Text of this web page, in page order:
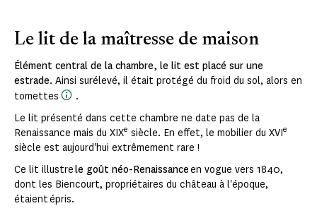
Le lit de la maîtresse de maison
Élément central de la chambre, le lit est placé sur une
estrade. Ainsi surélevé, il était protégé du froid du sol, alors en
tomettes
.
Le lit présenté dans cette chambre ne date pas de la
Renaissance mais du XIXe siècle. En effet, le mobilier du XVIe
siècle est aujourd'hui extrêmement rare !
Ce lit illustrele goût néo-Renaissanceen vogue vers 1840,
dont les Biencourt, propriétaires du château à l'époque,
étaient épris.